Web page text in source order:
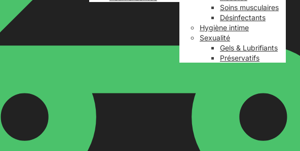
Soins musculaires
Désinfectants
Hygiène intime
Sexualité
Gels & Lubrifiants
Préservatifs